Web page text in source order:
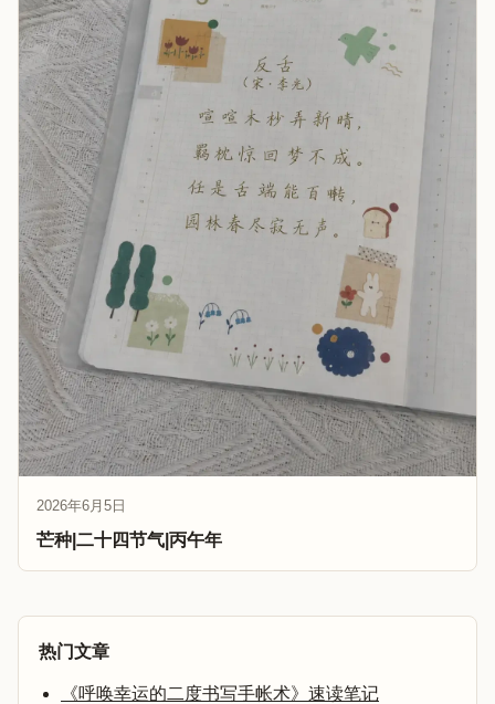
2026年6月5日
芒种|二十四节气|丙午年
热门文章
《呼唤幸运的二度书写手帐术》速读笔记